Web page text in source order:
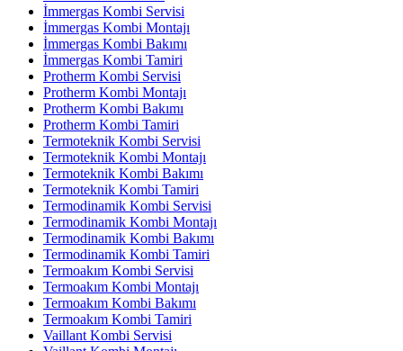
İmmergas Kombi Servisi
İmmergas Kombi Montajı
İmmergas Kombi Bakımı
İmmergas Kombi Tamiri
Protherm Kombi Servisi
Protherm Kombi Montajı
Protherm Kombi Bakımı
Protherm Kombi Tamiri
Termoteknik Kombi Servisi
Termoteknik Kombi Montajı
Termoteknik Kombi Bakımı
Termoteknik Kombi Tamiri
Termodinamik Kombi Servisi
Termodinamik Kombi Montajı
Termodinamik Kombi Bakımı
Termodinamik Kombi Tamiri
Termoakım Kombi Servisi
Termoakım Kombi Montajı
Termoakım Kombi Bakımı
Termoakım Kombi Tamiri
Vaillant Kombi Servisi